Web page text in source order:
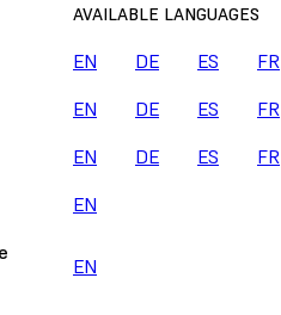
AVAILABLE LANGUAGES
EN DE ES FR
EN DE ES FR
EN DE ES FR
EN
EN